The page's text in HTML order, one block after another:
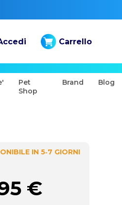
Carrello
Pet
Shop
Brand Blog
IN 5‑7 GIORNI
€